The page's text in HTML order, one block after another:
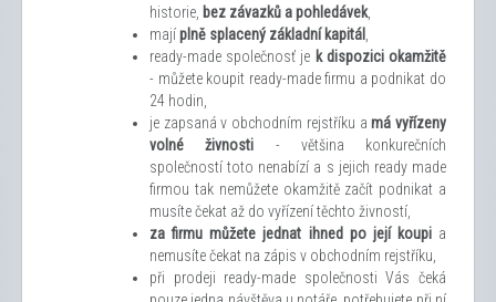
historie, bez závazků a pohledávek,
majíplně splacený základní kapitál
ready-made společnosť je k dispozici okamžitě
- můžete koupit ready-made firmu a podnikat do
24 hodin,
je zapsaná v obchodním rejstříku amá vyřízeny
volné živnosti - většina konkurečních
společností toto nenabízí a s jejich ready made
firmou tak nemůžete okamžitě začít podnikat a
musíte čekat až do vyřízení těchto živností,
za firmu můžete jednat ihned po její koupia
nemusíte čekat na zápis v obchodním rejstříku,
při prodeji ready-made společnosti Vás čeká